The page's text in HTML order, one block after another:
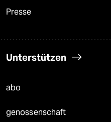
Presse
Unterstützen
abo
genossenschaft